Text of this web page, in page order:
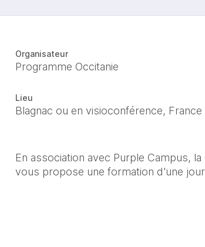
Organisateur
Programme Occitanie
Lieu
Blagnac ou en visioconférence, France
En association avec Purple Campus,
vous propose une formation d'une